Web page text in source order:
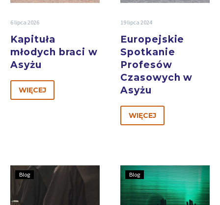
6 lipca 2026
Kapituła
młodych braci w
Asyżu
WIĘCEJ
19 lipca 2024
Europejskie
Spotkanie
Profesów
Czasowych w
Asyżu
WIĘCEJ
Blog Blog